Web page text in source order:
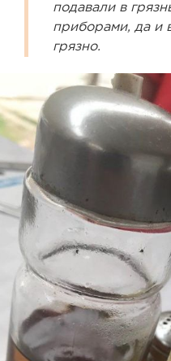
подавали в
приборами, да и
грязно.